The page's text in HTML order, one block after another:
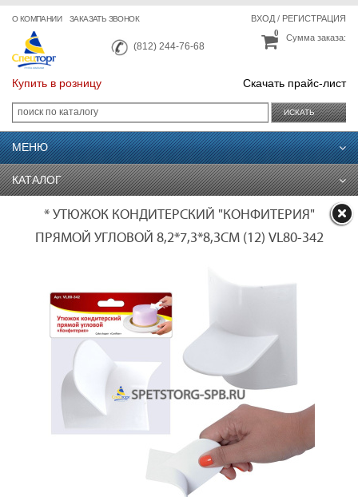
О КОМПАНИИ ЗАКАЗАТЬ ЗВОНОК
(812) 244-76-68
ВХОД/ РЕГИСТРАЦИЯ
Сумма заказа:
0
Купить в розницу Скачать прайс-лист
ИСКАТЬ
МЕНЮ
КАТАЛОГ
* УТЮЖОК КОНДИТЕРСКИЙ "КОНФИТЕРИЯ"
ПРЯМОЙ УГЛОВОЙ 8,2*7,3*8,3СМ (12) VL80-342